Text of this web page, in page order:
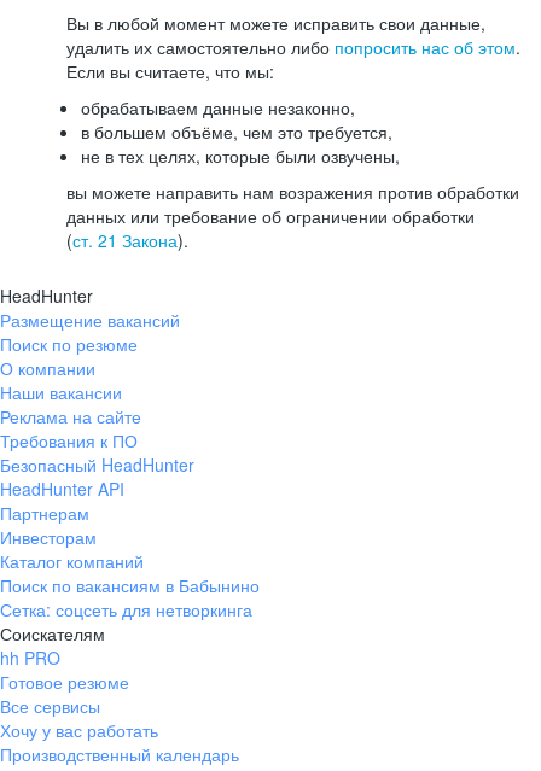
Вы в любой момент можете исправить свои данные,
удалить их самостоятельно либо попросить нас об этом.
Если вы считаете, что мы:
обрабатываем данные незаконно,
в большем объёме, чем это требуется,
не в тех целях, которые были озвучены,
вы можете направить нам возражения против обработки
данных или требование об ограничении обработки
(ст. 21 Закона).
HeadHunter
Размещение вакансий
Поиск по резюме
О компании
Наши вакансии
Реклама на сайте
Требования к ПО
Безопасный HeadHunter
HeadHunter API
Партнерам
Инвесторам
Каталог компаний
Поиск по вакансиям в Бабынино
Сетка: соцсеть для нетворкинга
Соискателям
hh PRO
Готовое резюме
Все сервисы
Хочу у вас работать
Производственный календарь